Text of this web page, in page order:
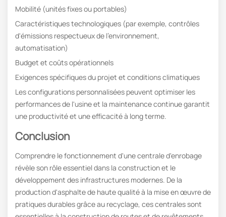
Mobilité (unités fixes ou portables)
Caractéristiques technologiques (par exemple, contrôles
d'émissions respectueux de l'environnement,
automatisation)
Budget et coûts opérationnels
Exigences spécifiques du projet et conditions climatiques
Les configurations personnalisées peuvent optimiser les
performances de l'usine et la maintenance continue garantit
une productivité et une efficacité à long terme.
Conclusion
Comprendre le fonctionnement d'une centrale d'enrobage
révèle son rôle essentiel dans la construction et le
développement des infrastructures modernes. De la
production d'asphalte de haute qualité à la mise en œuvre de
pratiques durables grâce au recyclage, ces centrales sont